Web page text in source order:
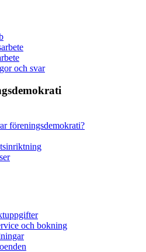
och svar
föreningsdemokrati?
och bokning